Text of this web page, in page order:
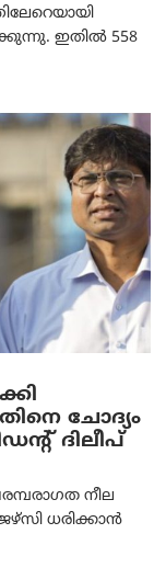
ഇതിൽ 558
ചോദ്യം
ദിലീപ്
നീല
ധരിക്കാൻ